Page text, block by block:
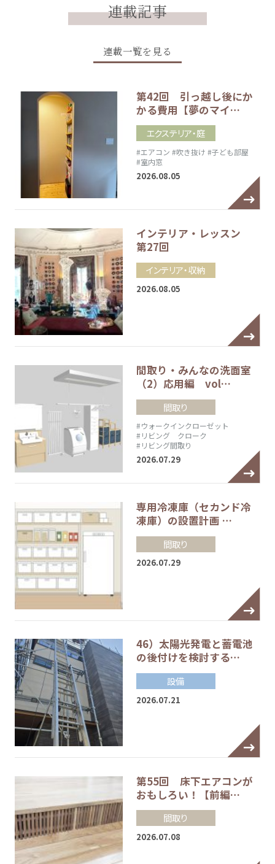
連載記事
連載一覧を見る
第42回 引っ越し後にか
かる費用【夢のマイ…
エクステリア・庭
#エアコン #吹き抜け #子ども部屋
#室内窓
2026.08.05
インテリア・レッスン
第27回
インテリア・収納
2026.08.05
間取り・みんなの洗面室
（2）応用編 vol…
間取り
#ウォークインクローゼット
#リビング クローク
#リビング間取り
2026.07.29
専用冷凍庫（セカンド冷
凍庫）の設置計画 …
間取り
2026.07.29
46）太陽光発電と蓄電池
の後付けを検討する…
設備
2026.07.21
第55回 床下エアコンが
おもしろい！【前編…
間取り
2026.07.08